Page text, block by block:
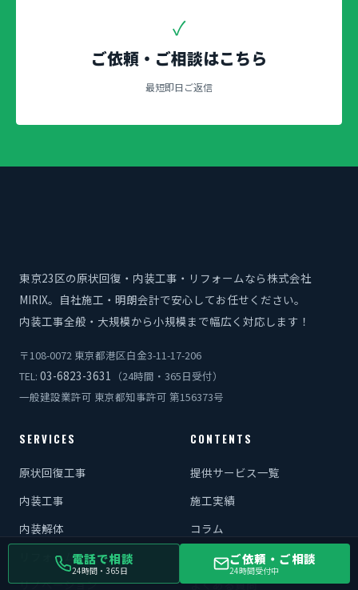
✓
ご依頼・ご相談はこちら
最短即日ご返信
東京23区の原状回復・内装工事・リフォームなら株式会社
MIRIX。自社施工・明朗会計で安心してお任せください。
内装工事全般・大規模から小規模まで幅広く対応します！
〒108-0072 東京都港区白金3-11-17-206
TEL: 03-6823-3631
（24時間・365日受付）
一般建設業許可 東京都知事許可 第156373号
SERVICES
原状回復工事
内装工事
内装解体
リフォーム
リノベーション
CONTENTS
提供サービス一覧
施工実績
コラム
お知らせ
よくある質問
電話で相談
24時間・365日
ご依頼・ご相談
24時間受付中